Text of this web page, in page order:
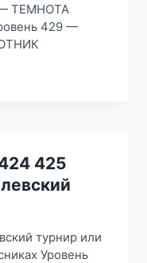
ТЕМНОТА
429 —
425
турнир или
Уровень